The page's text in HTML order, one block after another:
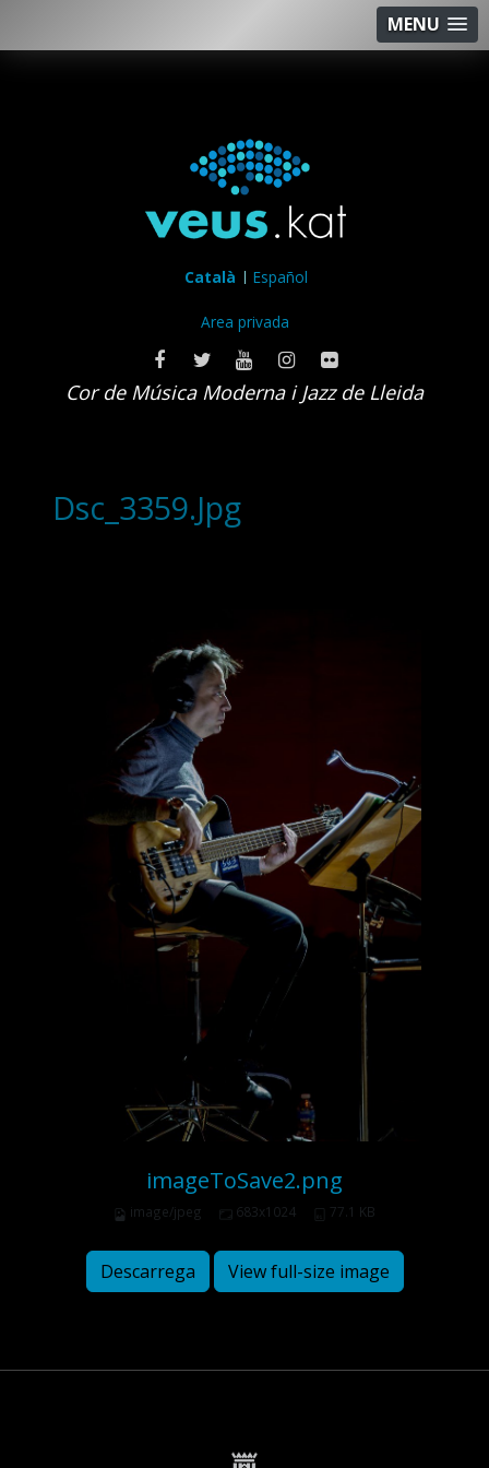
MENU
Català Español
Area privada
Cor de Música Moderna i Jazz de Lleida
Dsc_3359.Jpg
imageToSave2.png
image/jpeg 683x1024 77.1 KB
Descarrega View full-size image